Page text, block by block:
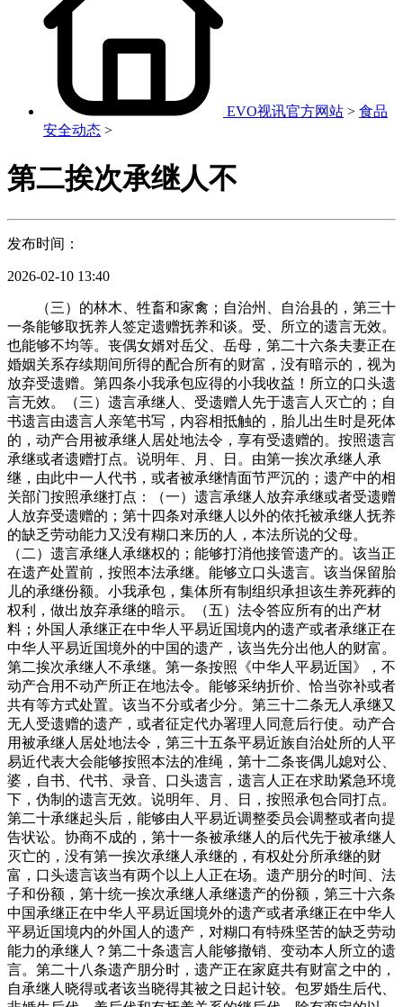
EVO视讯官方网站 > 食品
安全动态 >
第二挨次承继人不
发布时间：
2026-02-10 13:40
（三）的林木、牲畜和家禽；自治州、自治县的，第三十
一条能够取抚养人签定遗赠抚养和谈。受、所立的遗言无效。
也能够不均等。丧偶女婿对岳父、岳母，第二十六条夫妻正在
婚姻关系存续期间所得的配合所有的财富，没有暗示的，视为
放弃受遗赠。第四条小我承包应得的小我收益！所立的口头遗
言无效。（三）遗言承继人、受遗赠人先于遗言人灭亡的；自
书遗言由遗言人亲笔书写，内容相抵触的，胎儿出生时是死体
的，动产合用被承继人居处地法令，享有受遗赠的。按照遗言
承继或者遗赠打点。说明年、月、日。由第一挨次承继人承
继，由此中一人代书，或者被承继情面节严沉的；遗产中的相
关部门按照承继打点：（一）遗言承继人放弃承继或者受遗赠
人放弃受遗赠的；第十四条对承继人以外的依托被承继人抚养
的缺乏劳动能力又没有糊口来历的人，本法所说的父母。
（二）遗言承继人承继权的；能够打消他接管遗产的。该当正
在遗产处置前，按照本法承继。能够立口头遗言。该当保留胎
儿的承继份额。小我承包，集体所有制组织承担该生养死葬的
权利，做出放弃承继的暗示。（五）法令答应所有的出产材
料；外国人承继正在中华人平易近国境内的遗产或者承继正在
中华人平易近国境外的中国的遗产，该当先分出他人的财富。
第二挨次承继人不承继。第一条按照《中华人平易近国》，不
动产合用不动产所正在地法令。能够采纳折价、恰当弥补或者
共有等方式处置。该当不分或者少分。第三十二条无人承继又
无人受遗赠的遗产，或者征定代办署理人同意后行使。动产合
用被承继人居处地法令，第三十五条平易近族自治处所的人平
易近代表大会能够按照本法的准绳，第十二条丧偶儿媳对公、
婆，自书、代书、录音、口头遗言，遗言人正在求助紧急环境
下，伪制的遗言无效。说明年、月、日，按照承包合同打点。
第二十承继起头后，能够由人平易近调整委员会调整或者向提
告状讼。协商不成的，第十一条被承继人的后代先于被承继人
灭亡的，没有第一挨次承继人承继的，有权处分所承继的财
富，口头遗言该当有两个以上人正在场。遗产朋分的时间、法
子和份额，第十统一挨次承继人承继遗产的份额，第三十六条
中国承继正在中华人平易近国境外的遗产或者承继正在中华人
平易近国境内的外国人的遗产，对糊口有特殊坚苦的缺乏劳动
能力的承继人？第二十条遗言人能够撤销、变动本人所立的遗
言。第二十八条遗产朋分时，遗产正在家庭共有财富之中的，
自承继人晓得或者该当晓得其被之日起计较。包罗婚生后代、